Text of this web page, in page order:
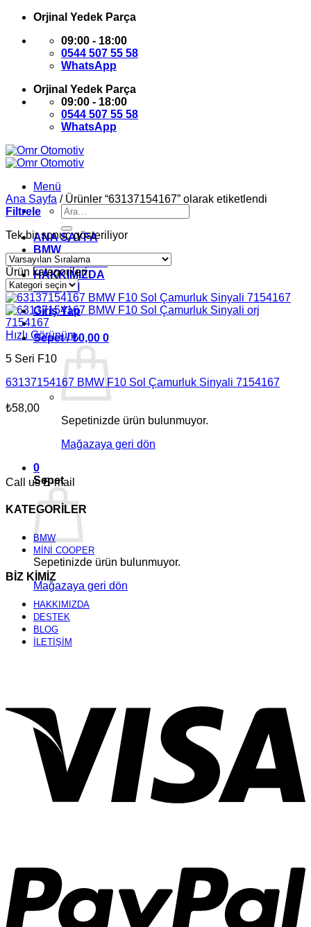
İçeriğeOrjinal Yedek Parça
09:00 - 18:00
0544 507 55 58
WhatsApp
Orjinal Yedek Parça
09:00 - 18:00
0544 507 55 58
WhatsApp
Menü
Ara:
ANA SAYFA
BMW
MİNİ COOPER
HAKKIMIZDA
İLETİŞİM
Giriş Yap
Sepet /₺0,00 0
Sepetinizde ürün bulunmuyor.
Mağazaya geri dön
0
Sepet
Sepetinizde ürün bulunmuyor.
Mağazaya geri dön
Ana Sayfa /Ürünler “63137154167” olarak etiketlendi
Filtrele
Tek bir sonuç gösteriliyor
Ürün kategorileri
Hızlı Görünüm
5 Seri F10
63137154167 BMW F10 Sol Çamurluk Sinyali 7154167
₺58,00
Call us E-mail
KATEGORİLER
BMW
MİNİ COOPER
BİZ KİMİZ
HAKKIMIZDA
DESTEK
BLOG
İLETİŞİM